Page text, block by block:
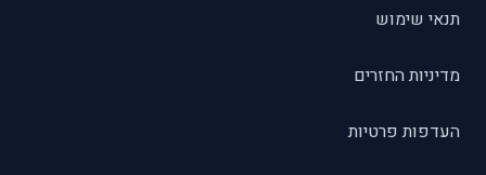
תנאי שימוש
מדיניות החזרים
העדפות פרטיות